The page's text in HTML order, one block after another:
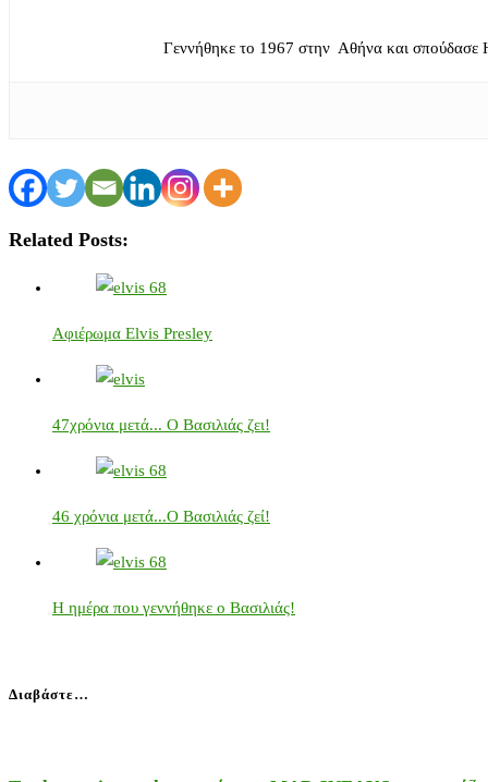
Γεννήθηκε το 1967 στην Αθήνα και σπούδασε
Related Posts:
Αφιέρωμα Elvis Presley
47χρόνια μετά... Ο Βασιλιάς ζει!
46 χρόνια μετά...Ο Βασιλιάς ζεί!
Η ημέρα που γεννήθηκε ο Βασιλιάς!
Διαβάστε…